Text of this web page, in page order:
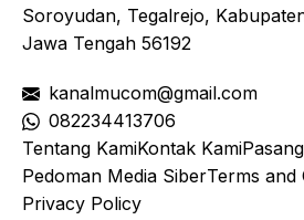
Soroyudan, Tegalrejo,
Jawa Tengah 56192
kanalmucom@gmail.com
082234413706
Tentang KamiKontak Kami
Pedoman Media SiberTerms and
Privacy Policy